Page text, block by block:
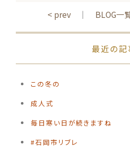
< prev｜ BLOG一
最近の記
この冬の
️成人式
毎日寒い日が続きますね
#石岡市リブレ